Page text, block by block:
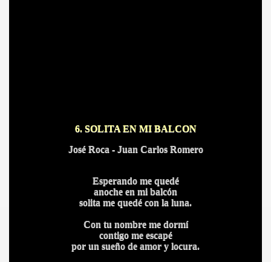
6. SOLITA EN MI BALCON
José Roca - Juan Carlos Romero
Esperando me quedé
anoche en mi balcón
solita me quedé con la luna.
Con tu nombre me dormí
contigo me escapé
por un sueño de amor y locura.